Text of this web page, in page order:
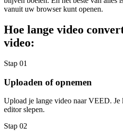
vanuit uw browser kunt openen.
Hoe lange video
video:
Stap 01
Uploaden of opnemen
Upload je lange video naar VEED. Je
editor slepen.
Stap 02